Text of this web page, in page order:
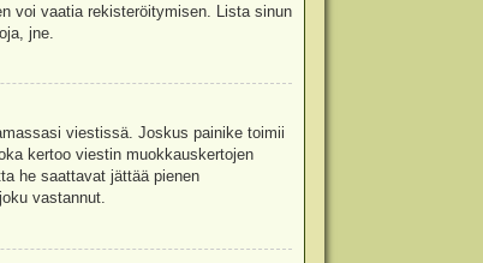
voi vaatia rekisteröitymisen. Lista sinun
jne.
viestissä. Joskus painike toimii
kertoo viestin muokkauskertojen
he saattavat jättää pienen
vastannut.